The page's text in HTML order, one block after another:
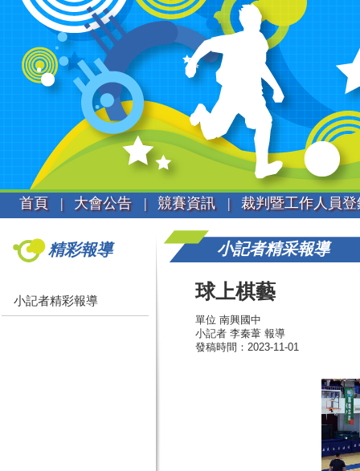
首頁 | 大會公告 | 競賽資訊 | 裁判暨工作人員
精彩報導
小記者精彩報導
小記者精采報導
球上棋藝
單位 南興國中
小記者 李秦葦 報導
發稿時間：2023-11-01